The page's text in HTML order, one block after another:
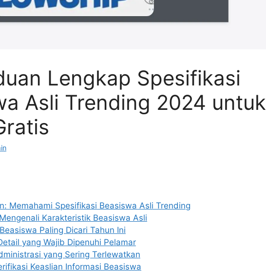
Lengkap Spesifikasi
Asli Trending 2024 untuk
Memahami Spesifikasi Beasiswa Asli Trending
Karakteristik Beasiswa Asli
Paling Dicari Tahun Ini
yang Wajib Dipenuhi Pelamar
yang Sering Terlewatkan
Keaslian Informasi Beasiswa